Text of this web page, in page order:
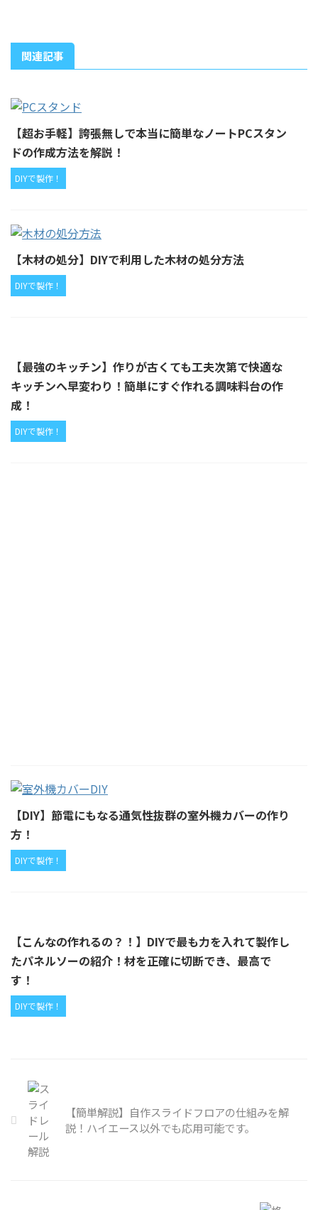
関連記事
【超お手軽】誇張無しで本当に簡単なノートPCスタン
ドの作成方法を解説！
DIYで製作！
【木材の処分】DIYで利用した木材の処分方法
DIYで製作！
【最強のキッチン】作りが古くても工夫次第で快適な
キッチンへ早変わり！簡単にすぐ作れる調味料台の作
成！
DIYで製作！
【DIY】節電にもなる通気性抜群の室外機カバーの作り
方！
DIYで製作！
【こんなの作れるの？！】DIYで最も力を入れて製作し
たパネルソーの紹介！材を正確に切断でき、最高で
す！
DIYで製作！
【簡単解説】自作スライドフロアの仕組みを解
説！ハイエース以外でも応用可能です。